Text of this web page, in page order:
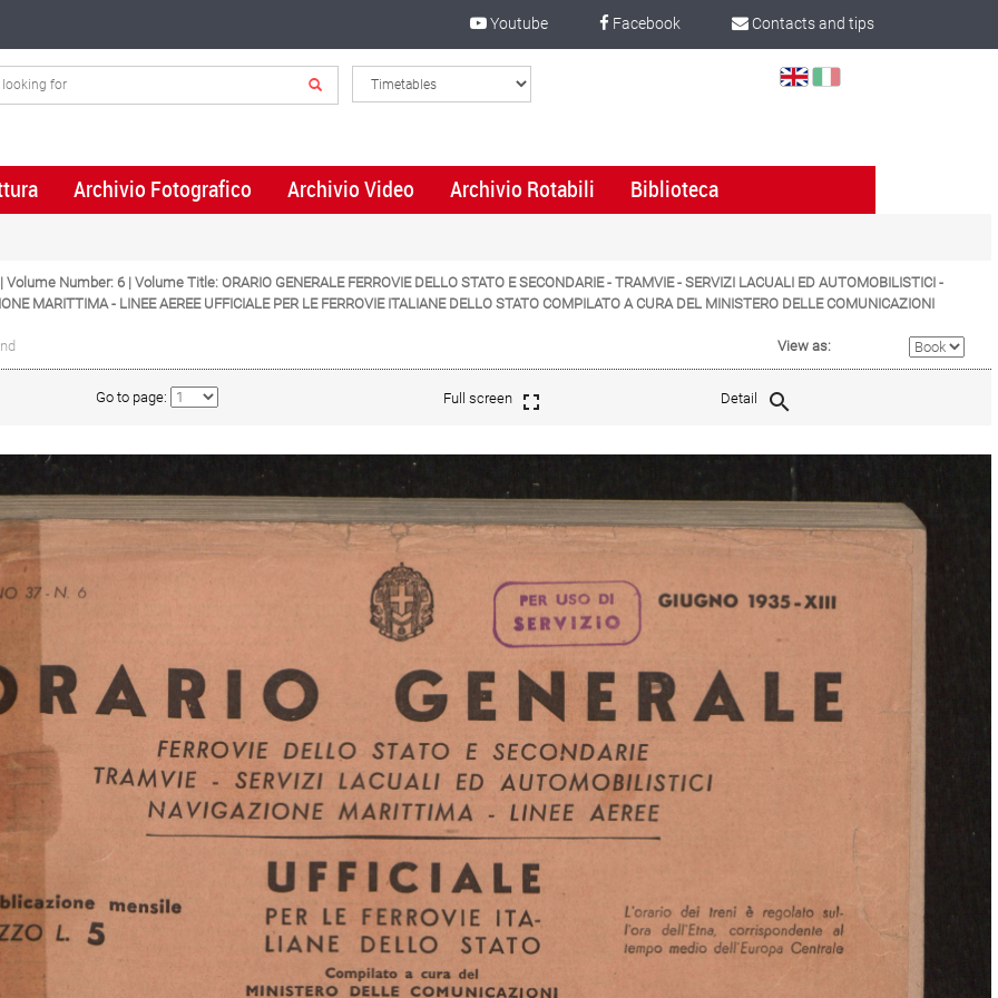
Contacts and tips
Facebook
Youtube
Select
Archivio Fotografico Archivio Video Archivio Rotabili Biblioteca
Volume Number: 6 | Volume Title: ORARIO GENERALE FERROVIE DELLO STATO E SECONDARIE - TRAMVIE - SERVIZI LACUALI ED AUTOMOBILISTICI -
MARITTIMA - LINEE AEREE UFFICIALE PER LE FERROVIE ITALIANE DELLO STATO COMPILATO A CURA DEL MINISTERO DELLE COMUNICAZIONI
View as:
Go to page: Full screen Detail